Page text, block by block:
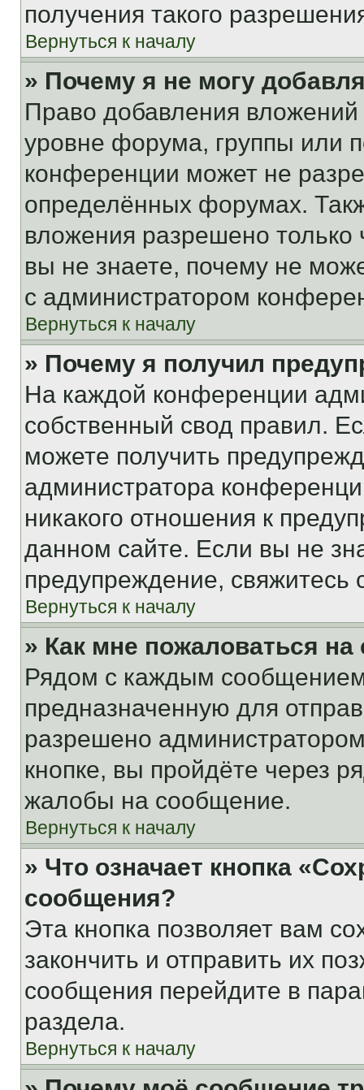
получения такого
Вернуться к началу
» Почему я не могу
Право добавления
уровне форума, группы или
конференции может не
определённых форумах.
вложения разрешено
вы не знаете, почему не
с администратором
Вернуться к началу
» Почему я получил
На каждой конференции
собственный свод правил.
можете получить
администратора
никакого отношения к
данном сайте. Если вы не
предупреждение,
Вернуться к началу
» Как мне пожаловаться
Рядом с каждым сообщением
предназначенную для
разрешено
кнопке, вы пройдёте через
жалобы на сообщение.
Вернуться к началу
» Что означает кнопка
сообщения?
Эта кнопка позволяет вам
закончить и отправить их
сообщения перейдите в
раздела.
Вернуться к началу